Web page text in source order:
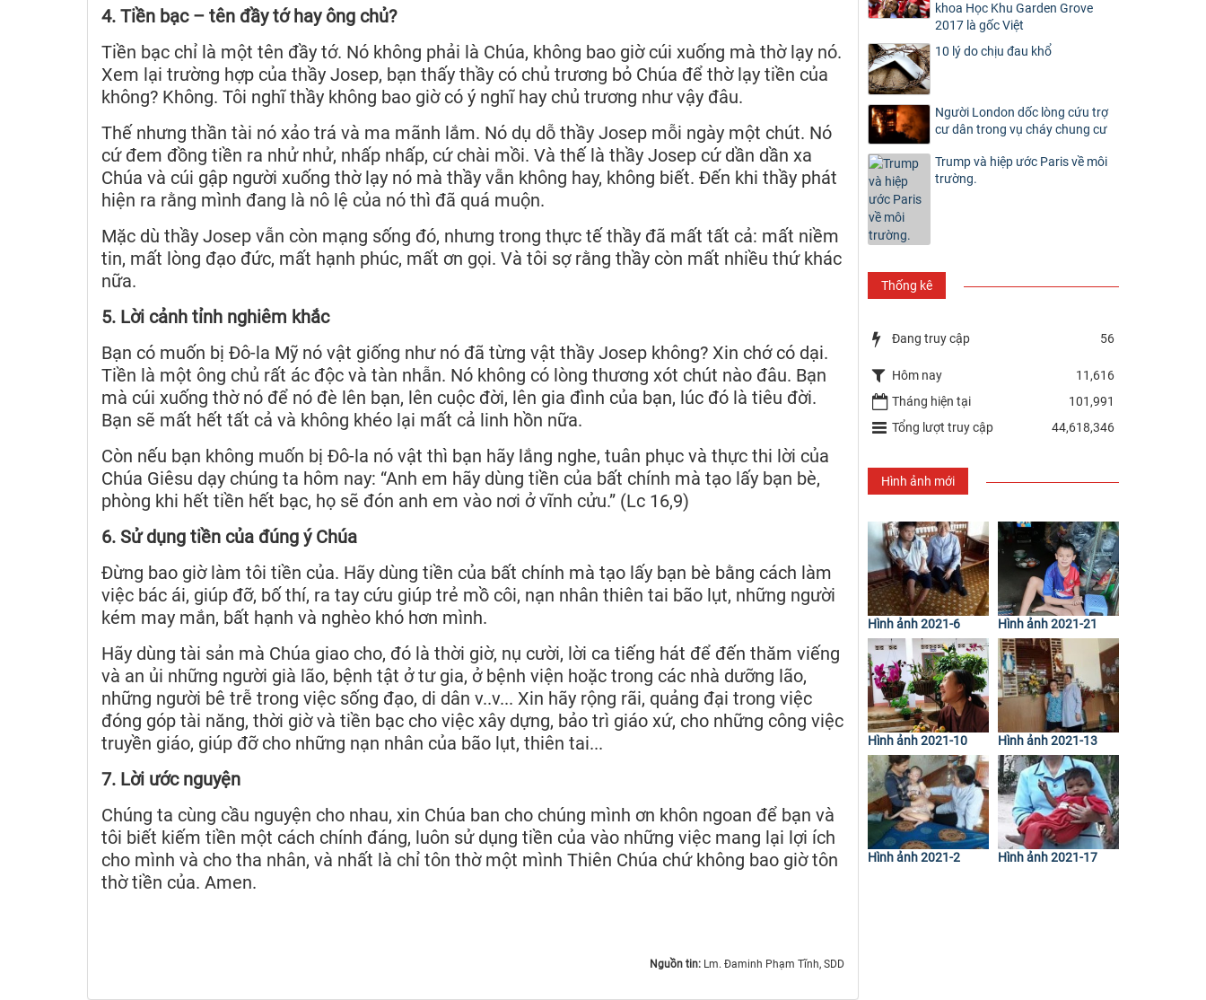
4. Tiền bạc – tên đầy tớ hay ông chủ?
Tiền bạc chỉ là một tên đầy tớ. Nó không phải là Chúa, không bao giờ cúi xuống mà thờ lạy nó.
Xem lại trường hợp của thầy Josep, bạn thấy thầy có chủ trương bỏ Chúa để thờ lạy tiền của
không? Không. Tôi nghĩ thầy không bao giờ có ý nghĩ hay chủ trương như vậy đâu.
Thế nhưng thần tài nó xảo trá và ma mãnh lắm. Nó dụ dỗ thầy Josep mỗi ngày một chút. Nó
cứ đem đồng tiền ra nhử nhử, nhấp nhấp, cứ chài mồi. Và thế là thầy Josep cứ dần dần xa
Chúa và cúi gập người xuống thờ lạy nó mà thầy vẫn không hay, không biết. Đến khi thầy phát
hiện ra rằng mình đang là nô lệ của nó thì đã quá muộn.
Mặc dù thầy Josep vẫn còn mạng sống đó, nhưng trong thực tế thầy đã mất tất cả: mất niềm
tin, mất lòng đạo đức, mất hạnh phúc, mất ơn gọi. Và tôi sợ rằng thầy còn mất nhiều thứ khác
nữa.
5. Lời cảnh tỉnh nghiêm khắc
Bạn có muốn bị Đô-la Mỹ nó vật giống như nó đã từng vật thầy Josep không? Xin chớ có dại.
Tiền là một ông chủ rất ác độc và tàn nhẫn. Nó không có lòng thương xót chút nào đâu. Bạn
mà cúi xuống thờ nó để nó đè lên bạn, lên cuộc đời, lên gia đình của bạn, lúc đó là tiêu đời.
Bạn sẽ mất hết tất cả và không khéo lại mất cả linh hồn nữa.
Còn nếu bạn không muốn bị Đô-la nó vật thì bạn hãy lắng nghe, tuân phục và thực thi lời của
Chúa Giêsu dạy chúng ta hôm nay: “Anh em hãy dùng tiền của bất chính mà tạo lấy bạn bè,
phòng khi hết tiền hết bạc, họ sẽ đón anh em vào nơi ở vĩnh cửu.” (Lc 16,9)
6. Sử dụng tiền của đúng ý Chúa
Đừng bao giờ làm tôi tiền của. Hãy dùng tiền của bất chính mà tạo lấy bạn bè bằng cách làm
việc bác ái, giúp đỡ, bố thí, ra tay cứu giúp trẻ mồ côi, nạn nhân thiên tai bão lụt, những người
kém may mắn, bất hạnh và nghèo khó hơn mình.
Hãy dùng tài sản mà Chúa giao cho, đó là thời giờ, nụ cười, lời ca tiếng hát để đến thăm viếng
và an ủi những người già lão, bệnh tật ở tư gia, ở bệnh viện hoặc trong các nhà dưỡng lão,
những người bê trễ trong việc sống đạo, di dân v..v... Xin hãy rộng rãi, quảng đại trong việc
đóng góp tài năng, thời giờ và tiền bạc cho việc xây dựng, bảo trì giáo xứ, cho những công việc
truyền giáo, giúp đỡ cho những nạn nhân của bão lụt, thiên tai...
7. Lời ước nguyện
Chúng ta cùng cầu nguyện cho nhau, xin Chúa ban cho chúng mình ơn khôn ngoan để bạn và
tôi biết kiếm tiền một cách chính đáng, luôn sử dụng tiền của vào những việc mang lại lợi ích
cho mình và cho tha nhân, và nhất là chỉ tôn thờ một mình Thiên Chúa chứ không bao giờ tôn
thờ tiền của. Amen.
Nguồn tin: Lm. Đaminh Phạm Tĩnh, SDD
khoa Học Khu Garden Grove
2017 là gốc Việt
10 lý do chịu đau khổ
Người London dốc lòng cứu trợ
cư dân trong vụ cháy chung cư
Trump và hiệp ước Paris về môi
trường.
Thống kê
Đang truy cập 56
Hôm nay
11,616
Tháng hiện tại
101,991
Tổng lượt truy cập
44,618,346
Hình ảnh mới
Hình ảnh 2021-6 Hình ảnh 2021-21
Hình ảnh 2021-10 Hình ảnh 2021-13
Hình ảnh 2021-2 Hình ảnh 2021-17